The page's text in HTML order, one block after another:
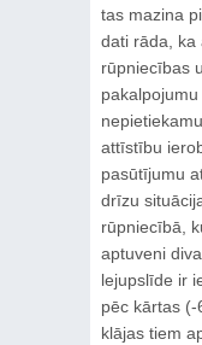
tas mazina
dati rāda, ka
rūpniecības
attīstību
pasūtījumu
drīzu
rūpniecībā,
aptuveni
lejupslīde ir
pēc kārtas
klājas tiem